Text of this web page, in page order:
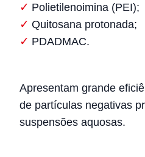
Polietilenoimina (PEI);
Quitosana protonada;
PDADMAC.
Apresentam grande
de partículas negativas
suspensões aquosas.